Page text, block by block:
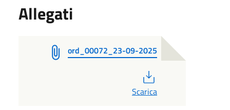
Allegati
ord_00072_23-09-2025
Scarica